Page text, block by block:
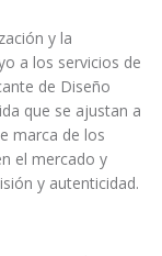
y la
a los servicios de
de Diseño
que se ajustan a
marca de los
el mercado y
y autenticidad.